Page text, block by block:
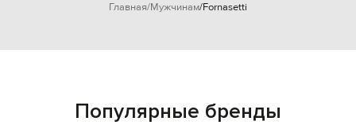
Главная Мужчинам Fornasetti
Популярные бренды